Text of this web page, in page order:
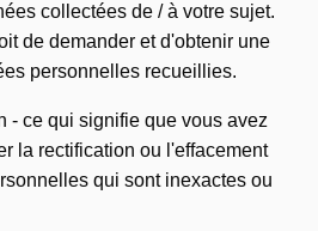
collectées de / à votre sujet.
de demander et d'obtenir une
personnelles recueillies.
- ce qui signifie que vous avez
la rectification ou l'effacement
qui sont inexactes ou